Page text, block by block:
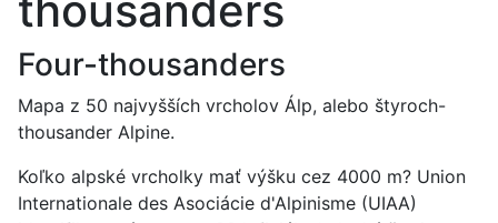
Four-thousanders
Mapa z 50 najvyšších vrcholov Álp, alebo štyroch-
thousander Alpine.
Koľko alpské vrcholky mať výšku cez 4000 m? Union
Internationale des Asociácie d'Alpinisme (UIAA)